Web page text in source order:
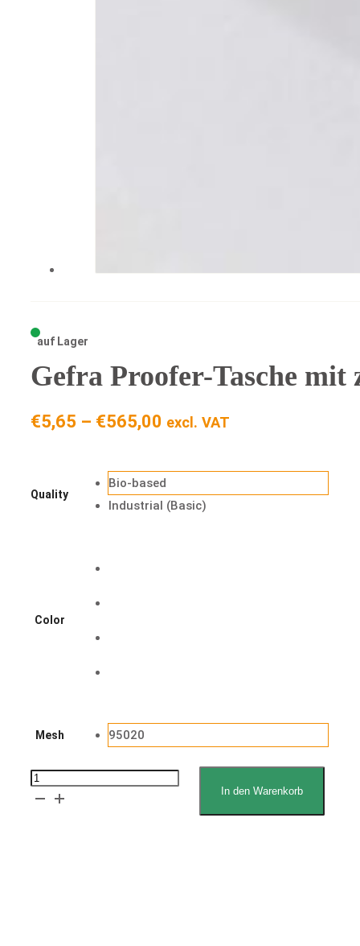
auf Lager
Gefra Proofer-Tasche mit
€5,65 – €565,00 Preisspanne:
€565,00
excl. VAT
Quality
Bio-based
Industrial (Basic)
Color
Mesh 95020
Gefra
Proofer-
In den Warenkorb